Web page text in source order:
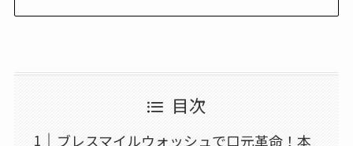
目次
ブレスマイルウォッシュで口元革命！本